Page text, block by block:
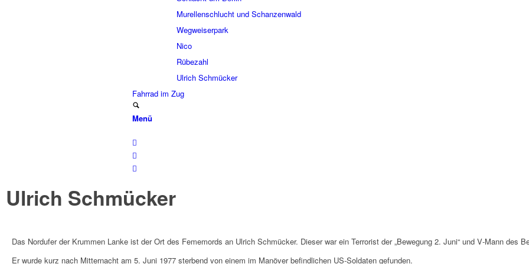
Murel­len­schlucht und Schan­zen­wald
Wegwei­ser­park
Nico
Rübe­zahl
Ulrich Schmücker
Fahr­rad im Zug
Menü
Ulrich Schmücker
Das Nord­ufer der Krum­men Lanke ist der Ort des Feme­mords an Ulrich Schmücker. Dieser war ein Terro­rist der „Bewe­gung 2. Juni“ und V‑Mann des
Er wurde kurz nach Mitter­nacht am 5. Juni 1977 ster­bend von einem im Manö­ver befind­li­chen US-Solda­ten gefun­den.